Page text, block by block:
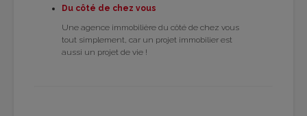
Du côté de chez vous
Une agence immo­bi­lière du côté de chez vous
tout sim­ple­ment, car un pro­jet immo­bi­lier est
aussi un pro­jet de vie !